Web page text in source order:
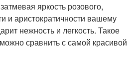
яркость розового,
и аристократичности вашему
нежность и легкость. Такое
сравнить с самой красивой